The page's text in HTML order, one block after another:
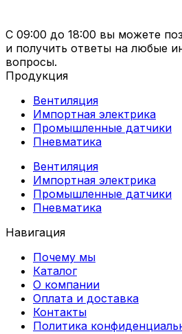
С 09:00 до 18:00 вы можете
и получить ответы на любые
вопросы.
Продукция
Вентиляция
Импортная электрика
Промышленные датчики
Пневматика
Вентиляция
Импортная электрика
Промышленные датчики
Пневматика
Навигация
Почему мы
Каталог
О компании
Оплата и доставка
Контакты
Политика